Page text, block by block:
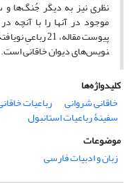
نظری نیز به دیگر جُنگ‌ها و
موجود در آنها را با
پیوست مقاله، 21
نویس‌های دیوان خاقانی است.
کلیدواژه‌ها
خاقانی شروانی
رباعیات
سفینۀ رباعیات استانبول
موضوعات
زبان و ادبیات فارسی